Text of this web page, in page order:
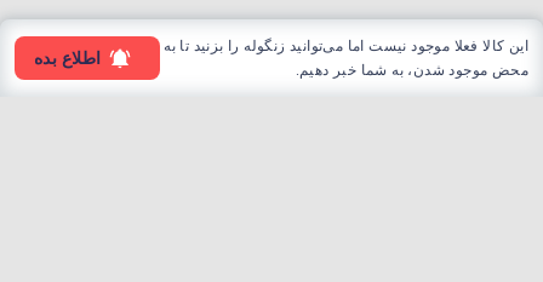
این کالا فعلا موجود نیست اما می‌توانید زنگوله را بزنید تا به
محض موجود شدن، به شما خبر دهیم.
اطلاع بده